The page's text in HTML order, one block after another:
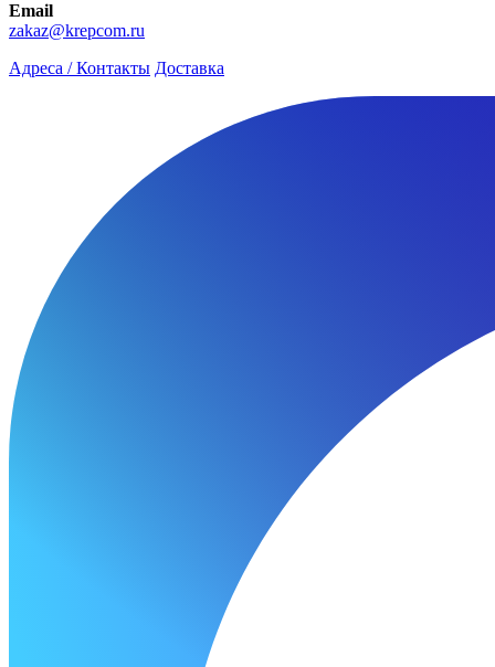
Email
zakaz@krepcom.ru
Адреса / Контакты Доставка